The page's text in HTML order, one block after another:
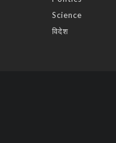
Science
विदेश